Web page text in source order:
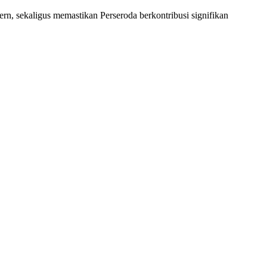
sekaligus memastikan Perseroda berkontribusi signifikan